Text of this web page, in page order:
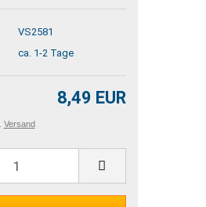
VS2581
ca. 1-2 Tage
8,49 EUR
Versand